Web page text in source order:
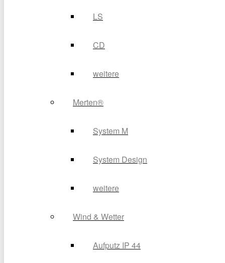
LS
CD
weitere
Merten®
System M
System Design
weitere
Wind & Wetter
Aufputz IP 44